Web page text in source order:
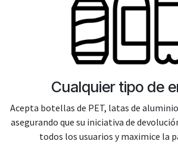
Cualquier tipo de
Acepta botellas de PET, latas de
asegurando que su iniciativa de
todos los usuarios y maximice la